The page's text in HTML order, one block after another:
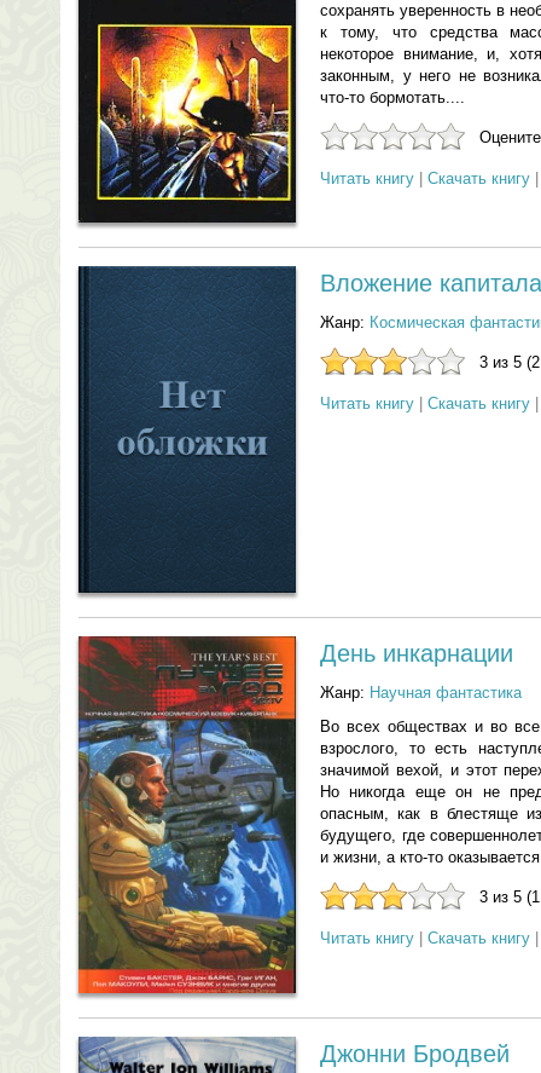
сохранять уверенность в
к тому, что средства
некоторое внимание, и,
законным, у него не
что-то бормотать....
Читать книгу Скачать книгу
Вложение капитала
Жанр: Космическая
3 из 5
Читать книгу Скачать книгу
День инкарнации
Жанр: Научная фантастика
Во всех обществах и во
взрослого, то есть
значимой вехой, и этот
Но никогда еще он не
опасным, как в блестяще
будущего, где
и жизни, а кто-то
3 из 5
Читать книгу Скачать книгу
Джонни Бродвей